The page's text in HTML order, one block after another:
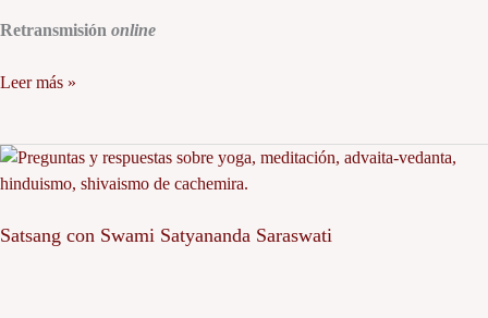
Retransmisión online
Leer más »
Satsang con Swami Satyananda Saraswati
Satsang
con
Satyananda